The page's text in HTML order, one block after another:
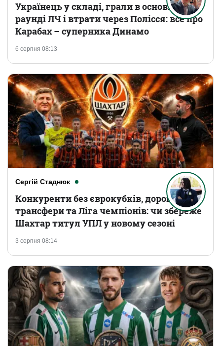
6 серпня 08:13
Українець у складі, грали в основному
раунді ЛЧ і втрати через Полісся: все про
Карабах – суперника Динамо
Сергій Стаднюк
3 серпня 08:14
Конкуренти без єврокубків, дорогі
трансфери та Ліга чемпіонів: чи збереже
Шахтар титул УПЛ у новому сезоні